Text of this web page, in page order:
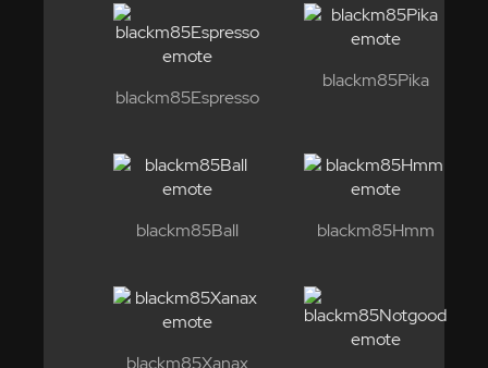
blackm85Espresso
blackm85Pika
blackm85Ball blackm85Hmm
blackm85Xanax